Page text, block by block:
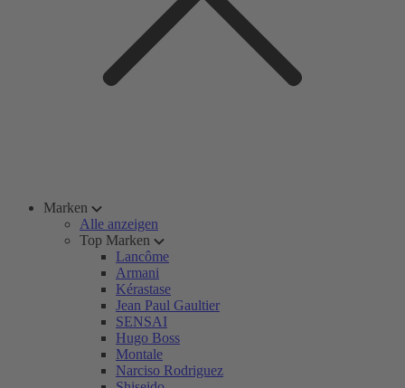
Marken
Alle anzeigen
Top Marken
Lancôme
Armani
Kérastase
Jean Paul Gaultier
SENSAI
Hugo Boss
Montale
Narciso Rodriguez